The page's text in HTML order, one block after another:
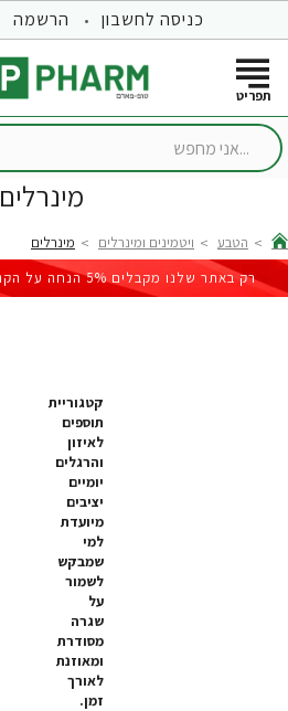
כניסה לחשבון הרשמה
...אני
מינרלים
home
הטבע ויטמינים ומינרלים
מינרלים
רק באתר שלנו מקבלים 5% הנחה על הקנייה הבאה |
קטגוריית
תוספים
לאיזון
והרגלים
יומיים
יציבים
מיועדת
למי
שמבקש
לשמור
על
שגרה
מסודרת
ומאוזנת
לאורך
זמן.